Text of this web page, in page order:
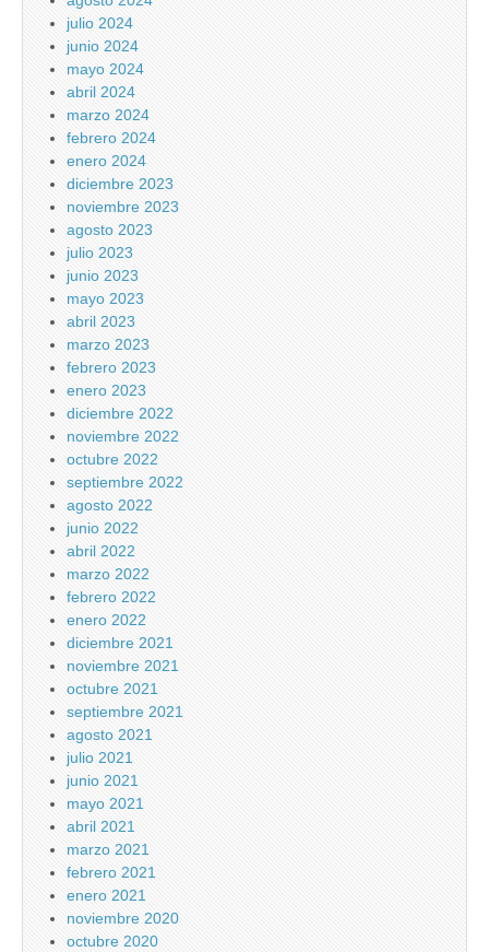
julio 2024
junio 2024
mayo 2024
abril 2024
marzo 2024
febrero 2024
enero 2024
diciembre 2023
noviembre 2023
agosto 2023
julio 2023
junio 2023
mayo 2023
abril 2023
marzo 2023
febrero 2023
enero 2023
diciembre 2022
noviembre 2022
octubre 2022
septiembre 2022
agosto 2022
junio 2022
abril 2022
marzo 2022
febrero 2022
enero 2022
diciembre 2021
noviembre 2021
octubre 2021
septiembre 2021
agosto 2021
julio 2021
junio 2021
mayo 2021
abril 2021
marzo 2021
febrero 2021
enero 2021
noviembre 2020
octubre 2020